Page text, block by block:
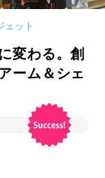
ェット
変わる。創
ーム＆シェ